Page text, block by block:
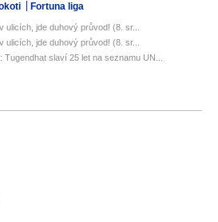
Fortuna liga
ulicích, jde duhový průvod! (8. sr...
ulicích, jde duhový průvod! (8. sr...
slaví 25 let na seznamu UN...